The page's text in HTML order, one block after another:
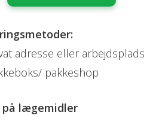
adresse eller arbejdsplads
pakkeshop
lægemidler